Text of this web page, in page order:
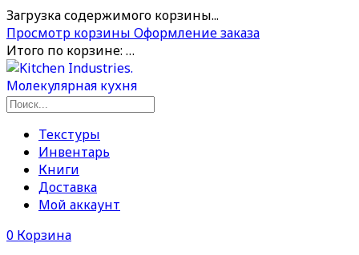
Загрузка содержимого корзины...
Просмотр корзины Оформление заказа
Итого по корзине: …
Текстуры
Инвентарь
Книги
Доставка
Мой аккаунт
0 Корзина